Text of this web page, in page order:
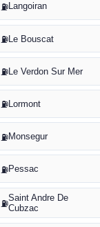
⛽Langoiran
⛽Le Bouscat
⛽Le Verdon Sur Mer
⛽ Lormont
⛽Monsegur
⛽Pessac
⛽
Saint Andre De
Cubzac